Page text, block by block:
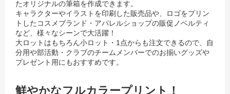
たオリジナルの筆箱を作成できます。
キャラクターやイラストを印刷した販売品や、ロゴをプリン
トしたコスメブランド・アパレルショップの販促ノベルティ
など、様々なシーンで大活躍！
大ロットはもちろん小ロット・1点からも注文できるので、自
分用や部活動・クラブのチームメンバーでのお揃いグッズや
プレゼント用にもおすすめです。
鮮やかなフルカラープリント！